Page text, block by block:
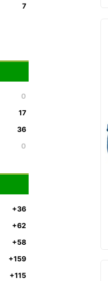
7
0
17
36
0
+36
+62
+58
+159
+115